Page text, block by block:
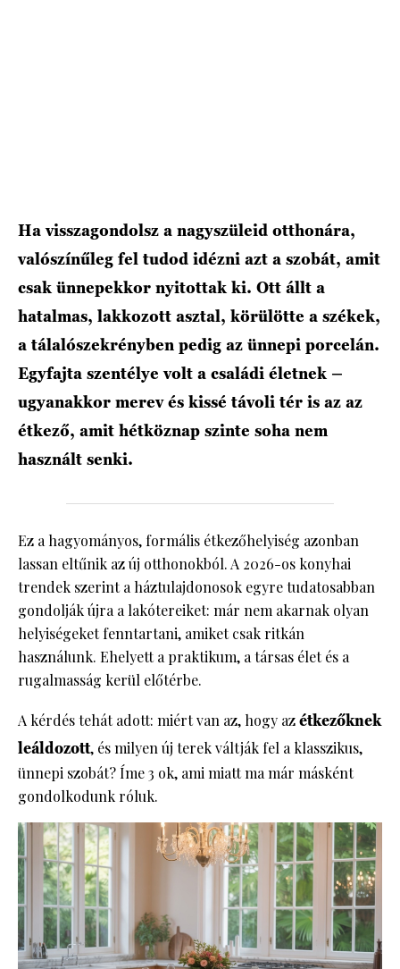
Ha visszagondolsz a nagyszüleid otthonára,
valószínűleg fel tudod idézni azt a szobát, amit
csak ünnepekkor nyitottak ki. Ott állt a
hatalmas, lakkozott asztal, körülötte a székek,
a tálalószekrényben pedig az ünnepi porcelán.
Egyfajta szentélye volt a családi életnek –
ugyanakkor merev és kissé távoli tér is az az
étkező, amit hétköznap szinte soha nem
használt senki.
Ez a hagyományos, formális étkezőhelyiség azonban
lassan eltűnik az új otthonokból. A 2026-os konyhai
trendek szerint a háztulajdonosok egyre tudatosabban
gondolják újra a lakótereiket: már nem akarnak olyan
helyiségeket fenntartani, amiket csak ritkán
használunk. Ehelyett a praktikum, a társas élet és a
rugalmasság kerül előtérbe.
A kérdés tehát adott: miért van az, hogy azétkezőknek
leáldozott, és milyen új terek váltják fel a klasszikus,
ünnepi szobát? Íme 3 ok, ami miatt ma már másként
gondolkodunk róluk.